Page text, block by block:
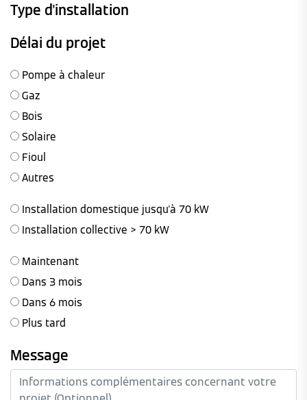
Type d'installation
Délai du projet
Pompe à chaleur
Gaz
Bois
Solaire
Fioul
Autres
Installation domestique jusqu'à 70 kW
Installation collective > 70 kW
Maintenant
Dans 3 mois
Dans 6 mois
Plus tard
Message